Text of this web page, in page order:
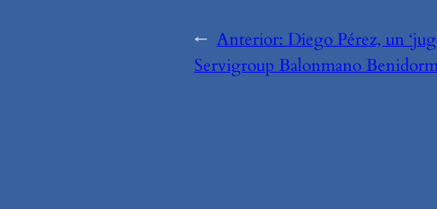
← Anterior: Diego Pérez, un
Servigroup Balonmano